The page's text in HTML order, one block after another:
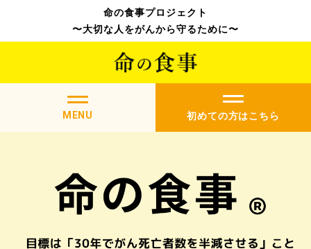
命の食事プロジェクト
〜大切な人をがんから守るために〜
MENU 初めての方はこちら